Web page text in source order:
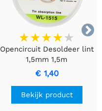

Opencircuit Desoldeer lint
1,5mm 1,5m
€ 1,40
Bekijk product